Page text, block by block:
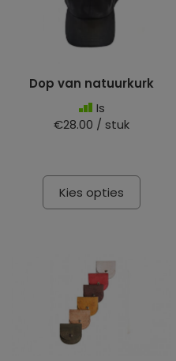
Dop van natuurkurk
Is
€28.00 / stuk
Kies opties